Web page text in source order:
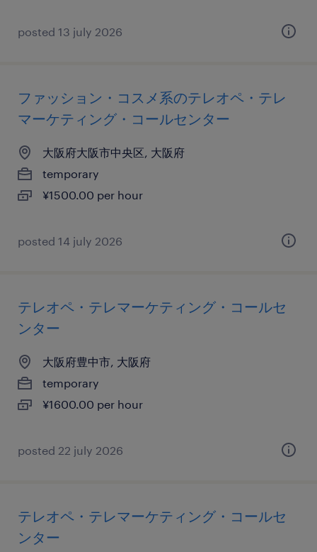
posted 13 july 2026
ファッション・コスメ系のテレオペ・テレ
マーケティング・コールセンター
大阪府大阪市中央区, 大阪府
temporary
¥1500.00 per hour
posted 14 july 2026
テレオペ・テレマーケティング・コールセ
ンター
大阪府豊中市, 大阪府
temporary
¥1600.00 per hour
posted 22 july 2026
テレオペ・テレマーケティング・コールセ
ンター